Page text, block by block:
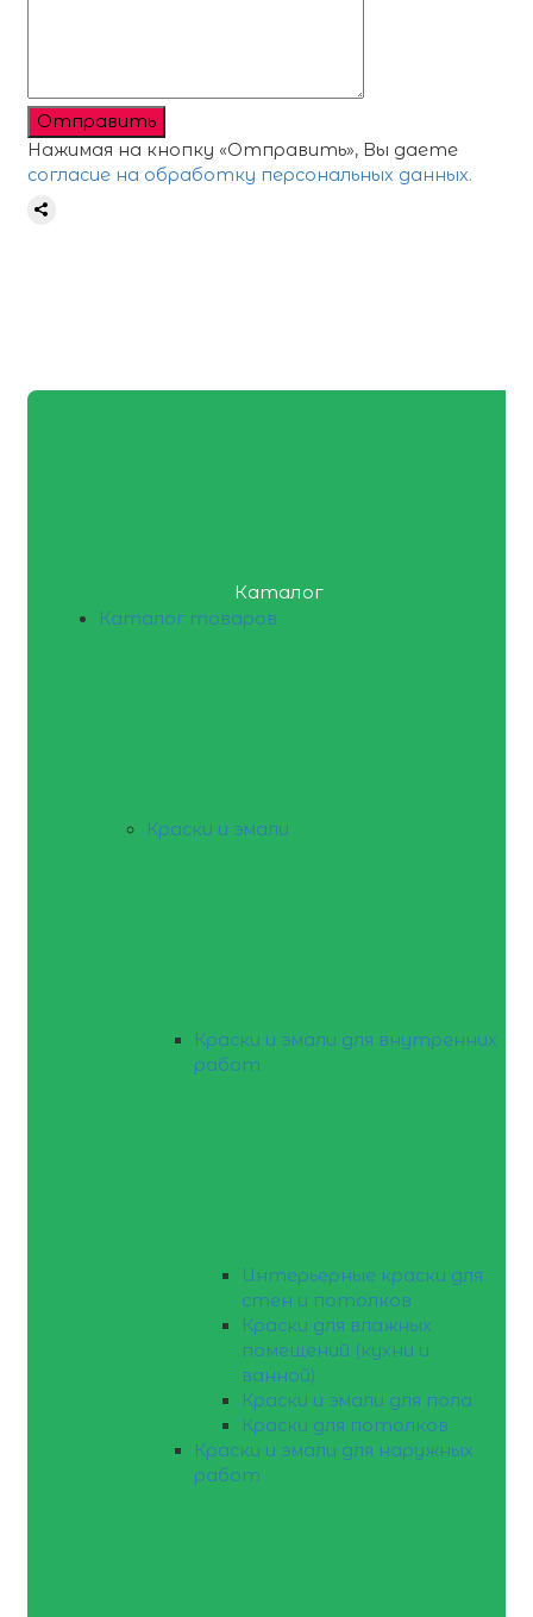
Отправить
Нажимая на кнопку «Отправить», Вы даете
согласие на обработку персональных данных.
Каталог
Каталог товаров
Краски и эмали
Краски и эмали для внутренних
работ
Интерьерные краски для
стен и потолков
Краски для влажных
помещений (кухни и
ванной)
Краски и эмали для пола
Краски для потолков
Краски и эмали для наружных
работ